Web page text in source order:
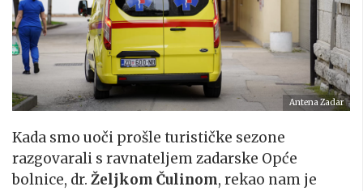
Antena Zadar
Kada smo uoči prošle turističke sezone
razgovarali s ravnateljem zadarske Opće
bolnice, dr. Željkom Čulinom, rekao nam je